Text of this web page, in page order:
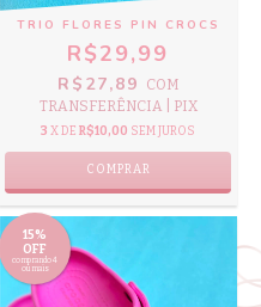
TRIO FLORES PIN CROCS
R$29,99
R$27,89
COM
TRANSFERÊNCIA | PIX
3 X DE R$10,00 SEM JUROS
COMPRAR
15%
OFF
comprando 4
ou mais